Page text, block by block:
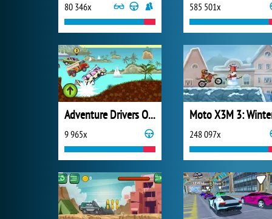
80 346x 585 501x
Adventure Drivers Online
9 965x
Moto X3M 3:
248 097x